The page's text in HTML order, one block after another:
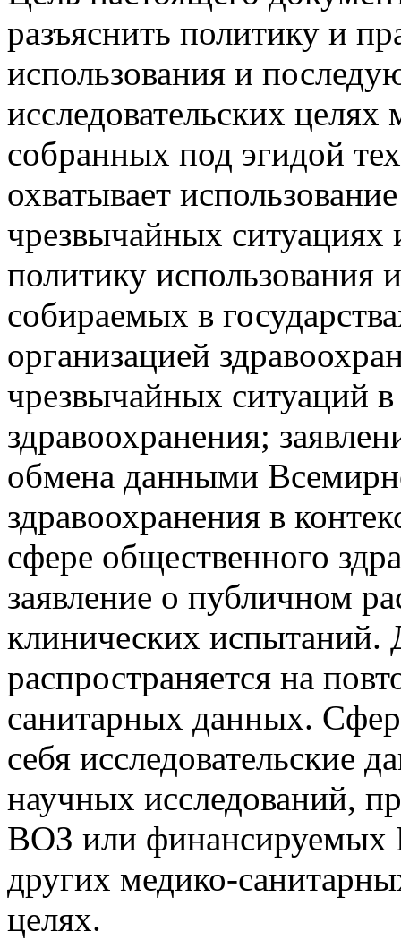
разъяснить политику и
использования и
исследовательских
собранных под эгидой
охватывает
чрезвычайных
политику использования
собираемых в
организацией
чрезвычайных ситуаций
здравоохранения;
обмена данными
здравоохранения в
сфере общественного
заявление о публичном
клинических испытаний.
распространяется на
санитарных данных.
себя исследовательские
научных исследований,
ВОЗ или финансируемых
других медико-
целях.